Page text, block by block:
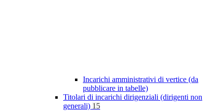
Incarichi amministrativi di vertice (da
pubblicare in tabelle)
Titolari di incarichi dirigenziali (dirigenti non
generali) 15